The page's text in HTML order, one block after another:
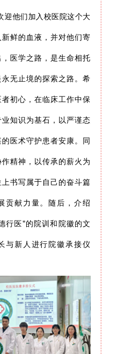
迎他们加入校医院这个大
鲜的血液，并对他们寄
医学之路，是生命相托
无止境的探索之路。希
初心，在临床工作中保
知识为基石，以严谨态
医术守护患者安康。同
精神，以传承的薪火为
书写属于自己的奋斗篇
贡献力量。随后，介绍
行医”的院训和院徽的文
与新人进行院徽承接仪